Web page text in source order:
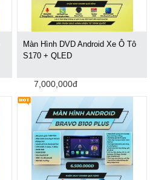
Màn Hình DVD Android Xe Ô Tô
S170 + QLED
7,000,000đ